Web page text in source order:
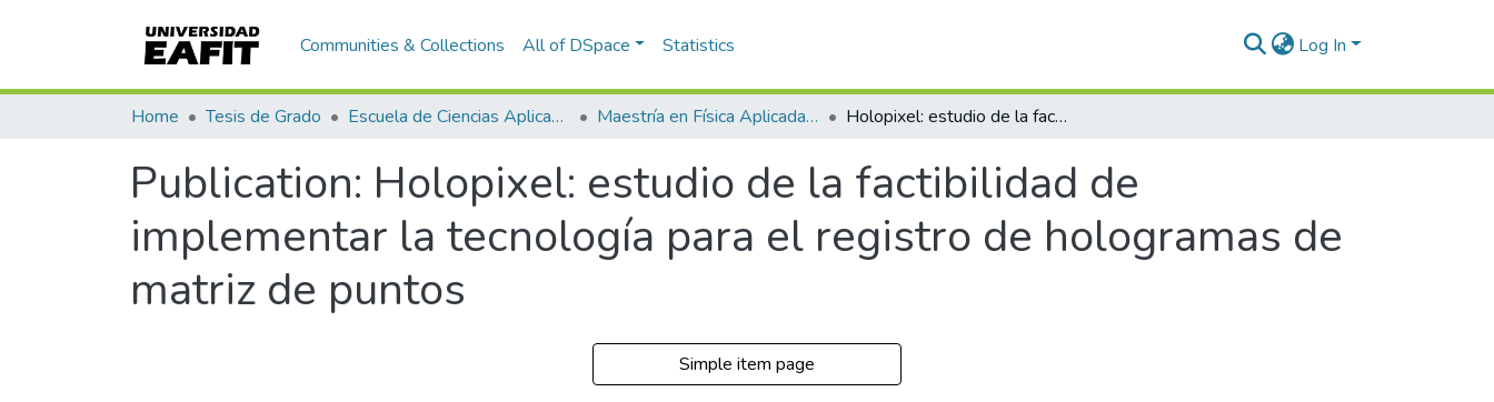
Communities & Collections All of DSpace Statistics Log In
Home Tesis de Grado Escuela de Ciencias Aplicadas e Ingeniería Maestría en Física Aplicada (tesis) Holopixel: estudio de la factibilidad de implementar la tecnología para el registro de hologramas de matriz de puntos
Publication: Holopixel: estudio de la factibilidad de
implementar la tecnología para el registro de hologramas de
matriz de puntos
Simple item page